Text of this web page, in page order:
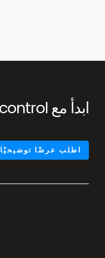
ابدأ مع Ampcontrol
اطلب عرضًا توضيحيًا